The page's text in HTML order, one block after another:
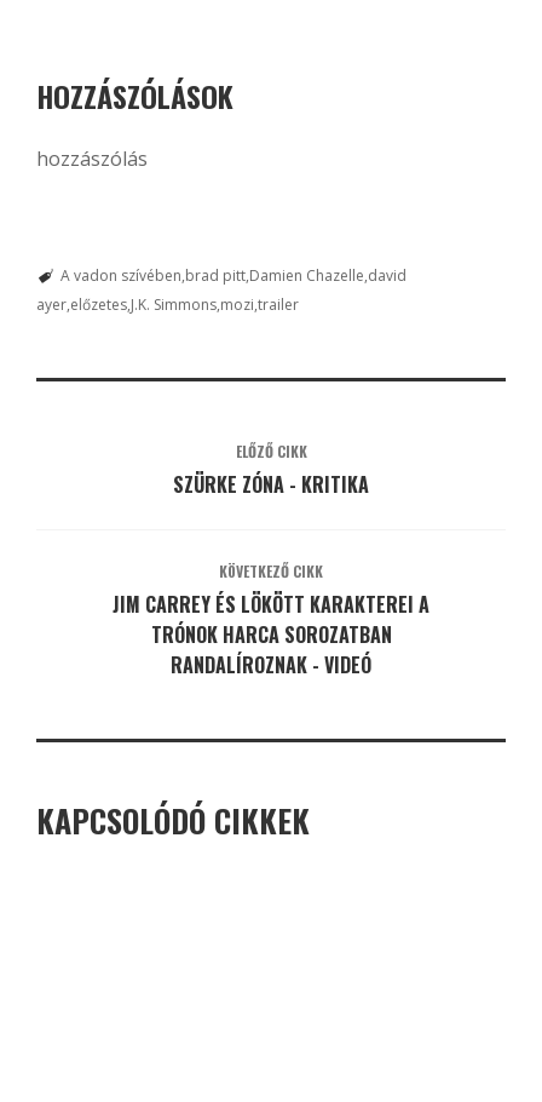
HOZZÁSZÓLÁSOK
hozzászólás
A vadon szívében brad pitt Damien Chazelle david
ayer előzetes J.K. Simmons mozi trailer
ELŐZŐ CIKK
SZÜRKE ZÓNA - KRITIKA
KÖVETKEZŐ CIKK
JIM CARREY ÉS LÖKÖTT KARAKTEREI A
TRÓNOK HARCA SOROZATBAN
RANDALÍROZNAK - VIDEÓ
KAPCSOLÓDÓ CIKKEK